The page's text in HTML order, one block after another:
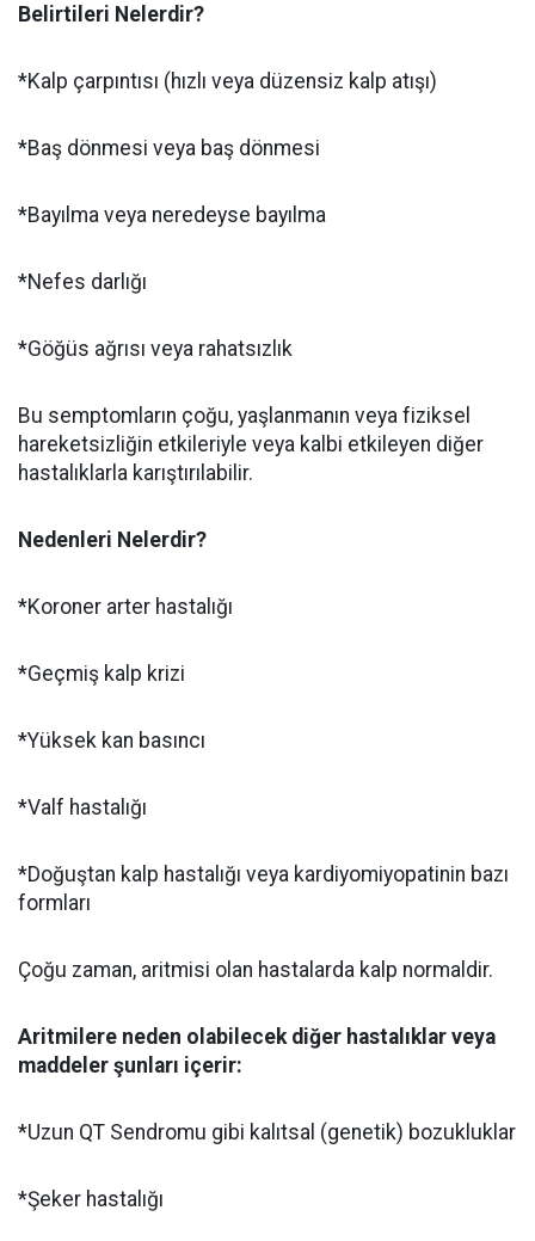
Belirtileri Nelerdir?
*Kalp çarpıntısı (hızlı veya düzensiz kalp atışı)
*Baş dönmesi veya baş dönmesi
*Bayılma veya neredeyse bayılma
*Nefes darlığı
*Göğüs ağrısı veya rahatsızlık
Bu semptomların çoğu, yaşlanmanın veya fiziksel
hareketsizliğin etkileriyle veya kalbi etkileyen diğer
hastalıklarla karıştırılabilir.
Nedenleri Nelerdir?
*Koroner arter hastalığı
*Geçmiş kalp krizi
*Yüksek kan basıncı
*Valf hastalığı
*Doğuştan kalp hastalığı veya kardiyomiyopatinin bazı
formları
Çoğu zaman, aritmisi olan hastalarda kalp normaldir.
Aritmilere neden olabilecek diğer hastalıklar veya
maddeler şunları içerir:
*Uzun QT Sendromu gibi kalıtsal (genetik) bozukluklar
*Şeker hastalığı